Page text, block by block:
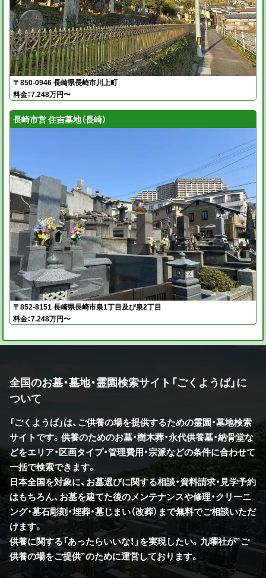
〒850-0946 長崎県長崎市川上町
料金：7.248万円〜
長崎市営 住吉墓地（長崎）
〒852-8151 長崎県長崎市泉1丁目及び泉2丁目
料金：7.248万円〜
全国のお墓・墓地・霊園検索サイト「ごくようば」に
ついて
「ごくようば」は、ご供養の場を提供するための霊園・墓地検索
サイトです。供養のためのお墓・樹木葬・永代供養墓・納骨堂な
どをエリア・区画タイプ・管理費用・宗派などの条件に合わせて
一括で検索できます。
日本全国を対象に、お墓選びに関する相談・資料請求・見学予約
はもちろん、お墓を建てた後のメンテナンスや修理・クリーニ
ング・墓石彫刻・埋葬・墓じまい（改葬）まで無料でご相談いただ
けます。
供養に関する「あったらいいな！」を実現したい。九曜社が”ご
供養の場をご提供”のために運営しております。